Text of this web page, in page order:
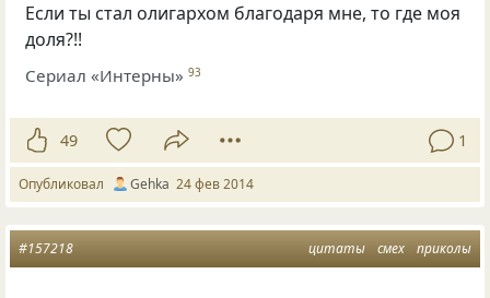
Если ты стал олигархом благодаря мне, то где моя
доля?!!
Сериал «Интерны» 93
49 1
Опубликовал Gehka 24 фев 2014
цитаты смех приколы
#157218